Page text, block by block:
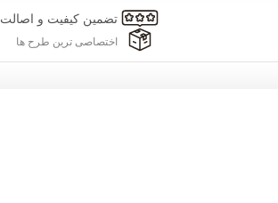
تضمین کیفیت و اصالت
اختصاصی ترین طرح ها